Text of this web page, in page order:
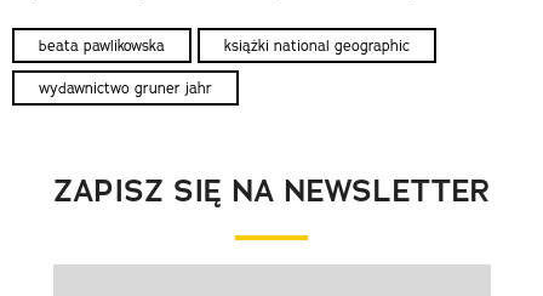
beata pawlikowska książki national geographic
wydawnictwo gruner jahr
ZAPISZ SIĘ NA NEWSLETTER